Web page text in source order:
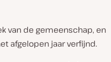
van de gemeenschap, en
afgelopen jaar verfijnd.